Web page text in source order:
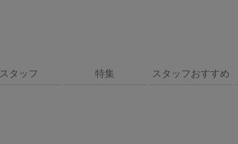
スタッフ 特集 スタッフおすすめ